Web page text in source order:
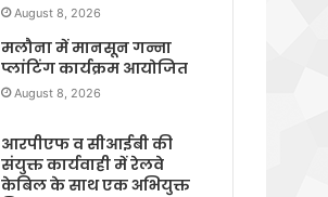
August 8, 2026
मलौना में मानसून गन्ना
प्लांटिंग कार्यक्रम आयोजित
August 8, 2026
आरपीएफ व सीआईबी की
संयुक्त कार्यवाही में रेलवे
केबिल के साथ एक अभियुक्त